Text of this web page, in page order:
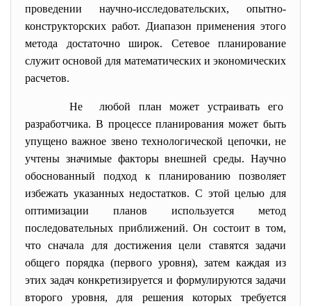
проведении научно-исследовательских, опытно-
конструкторских работ. Диапазон применения этого
метода достаточно широк. Сетевое планирование
служит основой для математических и экономических
расчетов.
Не любой план может устраивать его
разработчика. В процессе планирования может быть
упущено важное звено технологической цепочки, не
учтены значимые факторы внешней среды. Научно
обоснованный подход к планированию позволяет
избежать указанных недостатков. С этой целью для
оптимизации планов используется метод
последовательных приближений. Он состоит в том,
что сначала для достижения цели ставятся задачи
общего порядка (первого уровня), затем каждая из
этих задач конкретизируется и формулируются задачи
второго уровня, для решения которых требуется